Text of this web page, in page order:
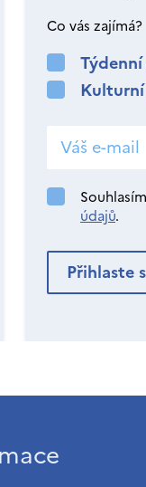
Co vás zajímá?
údajů.